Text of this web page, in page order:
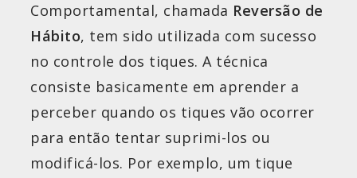
Comportamental, chamada Reversão de
Hábito, tem sido utilizada com sucesso
no controle dos tiques. A técnica
consiste basicamente em aprender a
perceber quando os tiques vão ocorrer
para então tentar suprimi-los ou
modificá-los. Por exemplo, um tique